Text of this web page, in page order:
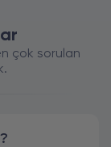
çok sorulan